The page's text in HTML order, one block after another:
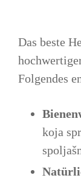
Das beste
Folgendes
koja